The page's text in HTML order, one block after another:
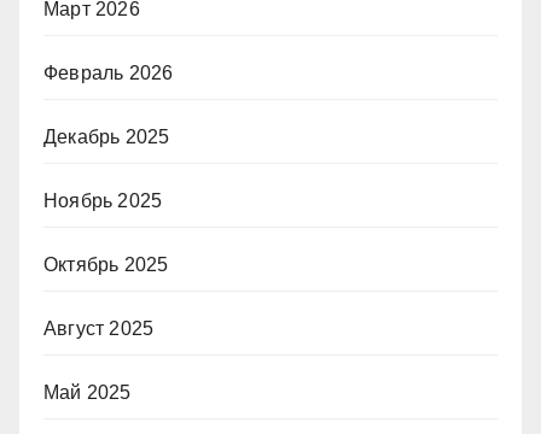
Март 2026
Февраль 2026
Декабрь 2025
Ноябрь 2025
Октябрь 2025
Август 2025
Май 2025